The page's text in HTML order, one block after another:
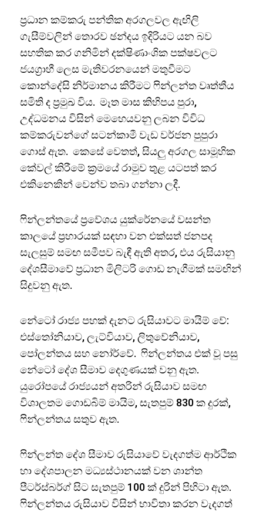
ප්‍රධාන කම්කරු පන්තික අරගලවල ඇඟිලි
ගැසීම්වලින් තොරව ඡන්දය ඉදිරියට යන බව
සහතික කර ගනිමින් දක්ෂිණාංශික පක්ෂවලට
ජයග්‍රාහී ලෙස මැතිවරනයෙන් මතුවීමට
කොන්දේසි නිර්මානය කිරීමට ෆින්ලන්ත වෘත්තීය
සමිති ද ප්‍රමුඛ විය. මෑත මාස කිහිපය පුරා,
උද්ධමනය විසින් මෙහෙයවනු ලබන විවිධ
කම්කරුවන්ගේ සටන්කාමී වැඩ වර්ජන පුපුරා
ගොස් ඇත. කෙසේ වෙතත්, සියලු අරගල සාමූහික
කේවල් කිරීමේ ක්‍රමයේ රාමුව තුළ යටපත් කර
එකිනෙකින් වෙන්ව තබා ගන්නා ලදී.
ෆින්ලන්තයේ ප්‍රවේශය යුක්රේනයේ වසන්ත
කාලයේ ප්‍රහාරයක් සඳහා වන එක්සත් ජනපද
සැලසුම් සමඟ සමීපව බැඳී ඇති අතර, එය රුසියානු
දේශසීමාවේ ප්‍රධාන මිලිටරි ගොඩ නැගීමක් සමඟින්
සිදුවනු ඇත.
නේටෝ රාජ්‍ය පහක් දැනට රුසියාවට මායිම් වේ:
එස්තෝනියාව, ලැට්වියාව, ලිතුවේනියාව,
පෝලන්තය සහ නෝර්වේ. ෆින්ලන්තය එක් වූ පසු
නේටෝ දේශ සීමාව දෙගුණයක් වනු ඇත.
යුරෝපයේ රාජ්‍යයන් අතරින් රුසියාව සමඟ
විශාලතම ගොඩබිම් මායිම, සැතපුම් 830 ක දුරක්,
ෆින්ලන්තය සතුව ඇත.
ෆින්ලන්ත දේශ සීමාව රුසියාවේ වැදගත්ම ආර්ථික
හා දේශපාලන මධ්‍යස්ථානයක් වන ශාන්ත
පීටර්ස්බර්ග් සිට සැතපුම් 100 ක් දුරින් පිහිටා ඇත.
ෆින්ලන්තය රුසියාව විසින් භාවිතා කරන වැදගත්